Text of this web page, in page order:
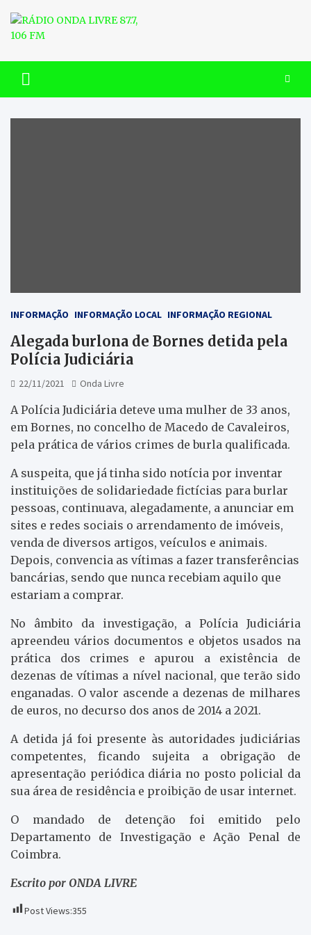
content
RÁDIO ONDA LIVRE 87.7, 106
FM
INFORMAÇÃO INFORMAÇÃO LOCAL INFORMAÇÃO REGIONAL
Alegada burlona de Bornes detida pela
Polícia Judiciária
22/11/2021 Onda Livre
A Polícia Judiciária deteve uma mulher de 33 anos,
em Bornes, no concelho de Macedo de Cavaleiros,
pela prática de vários crimes de burla qualificada.
A suspeita, que já tinha sido notícia por inventar
instituições de solidariedade fictícias para burlar
pessoas, continuava, alegadamente, a anunciar em
sites e redes sociais o arrendamento de imóveis,
venda de diversos artigos, veículos e animais.
Depois, convencia as vítimas a fazer transferências
bancárias, sendo que nunca recebiam aquilo que
estariam a comprar.
No âmbito da investigação, a Polícia Judiciária
apreendeu vários documentos e objetos usados na
prática dos crimes e apurou a existência de
dezenas de vítimas a nível nacional, que terão sido
enganadas. O valor ascende a dezenas de milhares
de euros, no decurso dos anos de 2014 a 2021.
A detida já foi presente às autoridades judiciárias
competentes, ficando sujeita a obrigação de
apresentação periódica diária no posto policial da
sua área de residência e proibição de usar internet.
O mandado de detenção foi emitido pelo
Departamento de Investigação e Ação Penal de
Coimbra.
Escrito por ONDA LIVRE
Post Views:355